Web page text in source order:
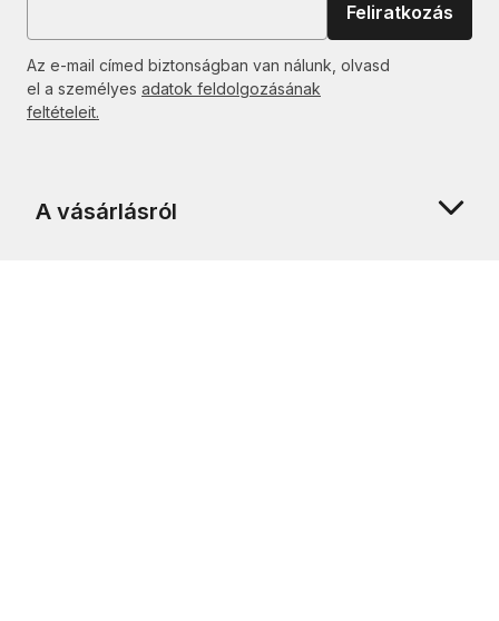
Feliratkozás
Az e-mail címed biztonságban van nálunk, olvasd
el a személyes adatok feldolgozásának
feltételeit.
A vásárlásról